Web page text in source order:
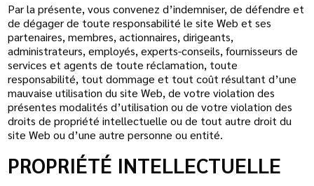
Par la présente, vous convenez d’indemniser, de défendre et
de dégager de toute responsabilité le site Web et ses
partenaires, membres, actionnaires, dirigeants,
administrateurs, employés, experts-conseils, fournisseurs de
services et agents de toute réclamation, toute
responsabilité, tout dommage et tout coût résultant d’une
mauvaise utilisation du site Web, de votre violation des
présentes modalités d’utilisation ou de votre violation des
droits de propriété intellectuelle ou de tout autre droit du
site Web ou d’une autre personne ou entité.
PROPRIÉTÉ INTELLECTUELLE